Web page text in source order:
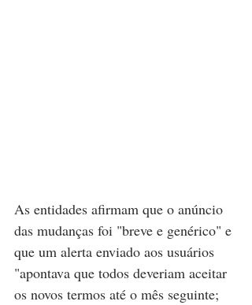
As entidades afirmam que o anúncio
das mudanças foi "breve e genérico" e
que um alerta enviado aos usuários
"apontava que todos deveriam aceitar
os novos termos até o mês seguinte;